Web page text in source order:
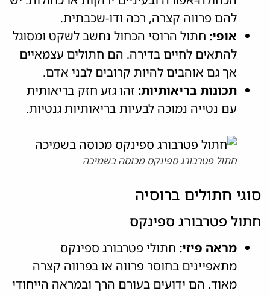
להם פרווה קצרה, רכה ודו-שכבתית.
אופי: חתול הרוסי הכחול נחשב לשקט ומסוגל
להתאים לחיים בדירה. הם חתולים עצמאיים
אך גם אוהבים להיות קרובים לבני אדם.
תכונות בריאותיות: זהו גזע חזק בריאותית
עם נטייה נמוכה לבעיות בריאותיות גנטיות.
חתול פטרבורג ספינקס מכוסה בשמיכה
סוגי חתולים ברוסיה
חתול פטרבורג ספינקס
מראה פיזי: חתולי פטרבורג ספינקס
מתאפיינים בחוסר פרווה או בפרווה קצרה
מאוד. הם ידועים בעורם הרך ובמראה הייחודי